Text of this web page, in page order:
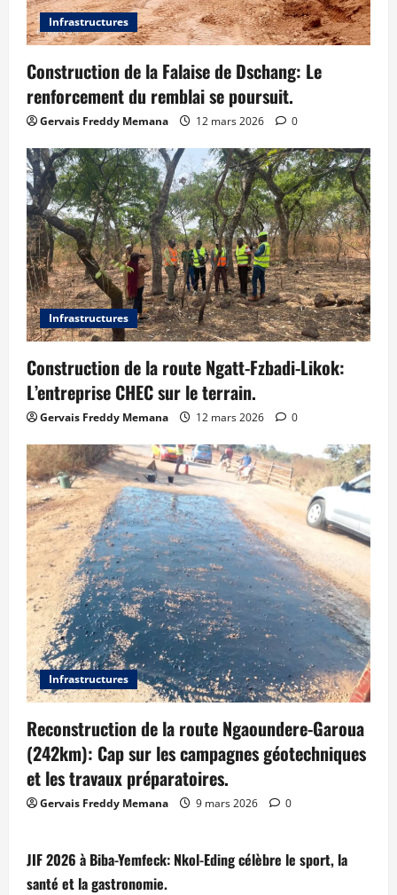
Infrastructures
Construction de la Falaise de Dschang: Le
renforcement du remblai se poursuit.
Gervais Freddy Memana 12 mars 2026 0
Infrastructures
Construction de la route Ngatt-Fzbadi-Likok:
L’entreprise CHEC sur le terrain.
Gervais Freddy Memana 12 mars 2026 0
Infrastructures
Reconstruction de la route Ngaoundere-Garoua
(242km): Cap sur les campagnes géotechniques
et les travaux préparatoires.
Gervais Freddy Memana 9 mars 2026 0
JIF 2026 à Biba-Yemfeck: Nkol-Eding célèbre le sport, la
santé et la gastronomie.